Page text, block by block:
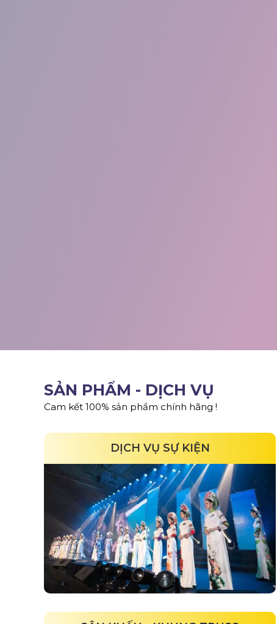
SẢN PHẨM - DỊCH VỤ
Cam kết 100% sản phẩm chính hãng !
DỊCH VỤ SỰ KIỆN